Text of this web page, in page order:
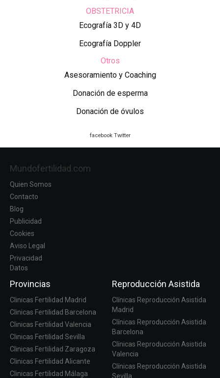
OBSTETRICIA
Ecografía 3D y 4D
Ecografía Doppler
Otros
Asesoramiento y Coaching
Donación de esperma
Donación de óvulos
facebook Twitter
Mundofertilidad.com
Quien Somos
Contacto
Blog
Publicidad
Cookies
Aviso Legal
Privacidad
Datos
Provincias
Clinicas Fertilidad Madrid
Clinicas Fertilidad Barcelona
Clinicas Fertilidad Valencia
Clinicas Fertilidad Sevilla
Clinicas Fertilidad Zaragoza
Clinicas Fertilidad Alicante
Clinicas Fertilidad Málaga
Reproducción Asistida
Clínicas Reproducción Asistida
Madrid
Clínicas Reproducción Asistida
Barcelona
Clínicas Reproducción Asistida
Valencia
Clínicas Reproducción Asistida
Sevilla